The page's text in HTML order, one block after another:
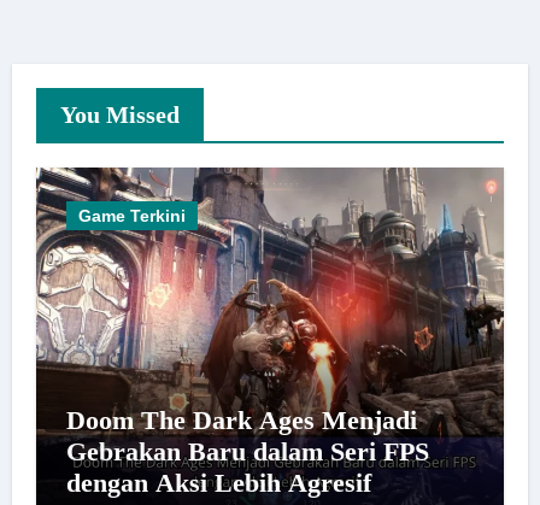
You Missed
Game Terkini
Doom The Dark Ages Menjadi
Gebrakan Baru dalam Seri FPS
dengan Aksi Lebih Agresif